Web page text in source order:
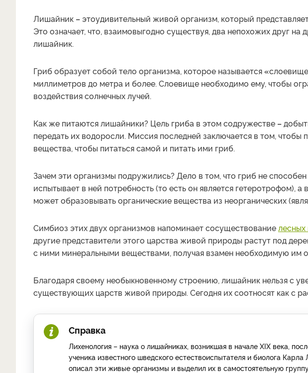
Лишайник – этоудивительный живой организм, который
Это означает, что, взаимовыгодно существуя, два непохожих друг
лишайник.
Гриб образует собой тело организма, которое называется«слоевище
миллиметров до метра и более. Слоевище необходимо ему, чтобы
воздействия солнечных лучей.
Как же питаются лишайники? Цель гриба в этом содружестве –
передать их водоросли. Миссия последней заключается в том, чтобы
вещества, чтобы питаться самой и питать ими гриб.
Зачем эти организмы подружились? Дело в том, что гриб не способен
испытывает в ней потребность (то есть он является гетеротрофом),
может образовывать органические вещества из неорганических
Симбиоз этих двух организмов напоминает сосуществованиелесных
другие представители этого царства живой природы растут под
с ними минеральными веществами, получая взамен необходимую им
Благодаря своему необыкновенному строению, лишайник нельзя с
существующих царств живой природы. Сегодня их соотносят как с
Справка
Лихенология – наука о лишайниках, возникшая в начале XIX века,
ученика известного шведского естествоиспытателя и биолога
описал эти живые организмы и выделил их в самостоятельную